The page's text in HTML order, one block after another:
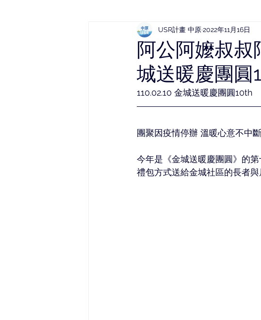
阿公阿嬤叔叔
城送暖慶團圓
USR計畫 中原2022年11月16日
110.02.10 金城送暖慶團圓10th
團聚因疫情停辦 溫暖心意不中斷
今年是《金城送暖慶團圓》的
禮包方式送給金城社區的長者與